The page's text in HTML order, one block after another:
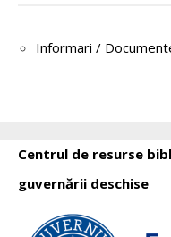
Informari /
Centrul de resurse
guvernării deschise